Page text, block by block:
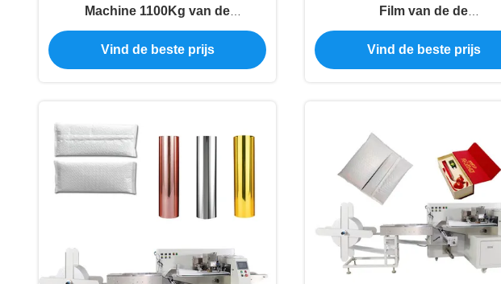
Machine 1100Kg van de
rijstbaksteen het Pakhuis van de de
Bellenfilm
Vind de beste prijs
Film van de de
ServobesturingsLuchtbel
Film Verpakkende Machine
Vind de beste prijs